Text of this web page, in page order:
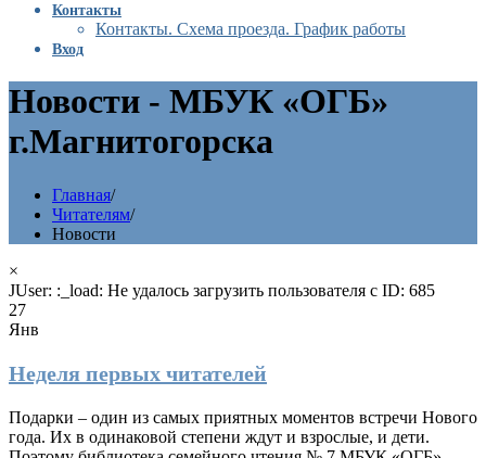
Контакты
Контакты. Схема проезда. График работы
Вход
Новости - МБУК «ОГБ»
г.Магнитогорска
Главная/
Читателям/
Новости
×
JUser: :_load: Не удалось загрузить пользователя с ID: 685
27
Янв
Неделя первых читателей
Подарки – один из самых приятных моментов встречи Нового
года. Их в одинаковой степени ждут и взрослые, и дети.